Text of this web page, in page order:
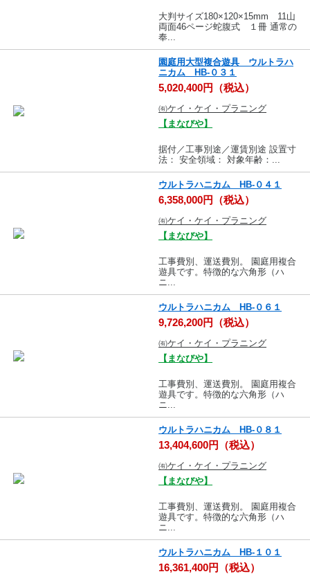
大判サイズ180×120×15mm 11山
両面46ページ蛇腹式 １冊 通常の
奉...
園庭用大型複合遊具 ウルトラハ
ニカム HB-０３１
5,020,400円（税込）
㈲ケイ・ケイ・プラニング
【まなびや】
据付／工事別途／運賃別途 設置寸
法： 安全領域： 対象年齢：...
ウルトラハニカム HB-０４１
6,358,000円（税込）
㈲ケイ・ケイ・プラニング
【まなびや】
工事費別、運送費別。 園庭用複合
遊具です。特徴的な六角形（ハ
ニ...
ウルトラハニカム HB-０６１
9,726,200円（税込）
㈲ケイ・ケイ・プラニング
【まなびや】
工事費別、運送費別。 園庭用複合
遊具です。特徴的な六角形（ハ
ニ...
ウルトラハニカム HB-０８１
13,404,600円（税込）
㈲ケイ・ケイ・プラニング
【まなびや】
工事費別、運送費別。 園庭用複合
遊具です。特徴的な六角形（ハ
ニ...
ウルトラハニカム HB-１０１
16,361,400円（税込）